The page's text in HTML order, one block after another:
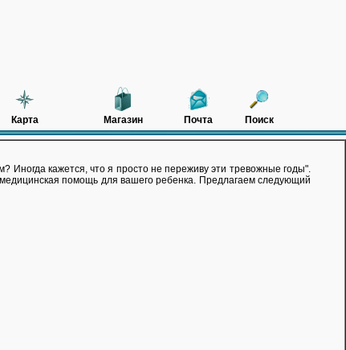
Карта Магазин Почта Поиск
кажется, что я просто не переживу эти тревожные годы".
помощь для вашего ребенка. Предлагаем следующий